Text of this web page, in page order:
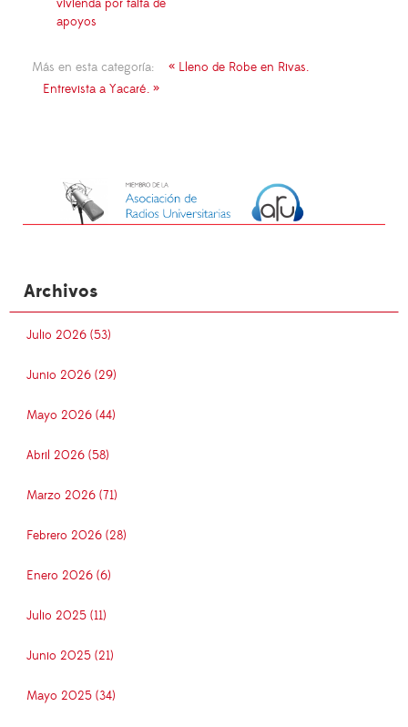
vivienda por falta de
apoyos
Más en esta categoría:
« Lleno de Robe en Rivas.
Entrevista a Yacaré. »
Archivos
Julio 2026 (53)
Junio 2026 (29)
Mayo 2026 (44)
Abril 2026 (58)
Marzo 2026 (71)
Febrero 2026 (28)
Enero 2026 (6)
Julio 2025 (11)
Junio 2025 (21)
Mayo 2025 (34)